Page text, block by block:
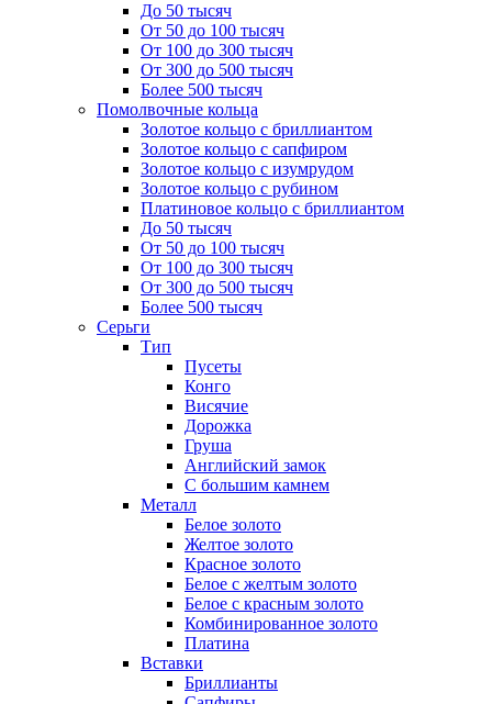
До 50 тысяч
От 50 до 100 тысяч
От 100 до 300 тысяч
От 300 до 500 тысяч
Более 500 тысяч
Помолвочные кольца
Золотое кольцо с бриллиантом
Золотое кольцо с сапфиром
Золотое кольцо с изумрудом
Золотое кольцо с рубином
Платиновое кольцо с бриллиантом
До 50 тысяч
От 50 до 100 тысяч
От 100 до 300 тысяч
От 300 до 500 тысяч
Более 500 тысяч
Серьги
Тип
Пусеты
Конго
Висячие
Дорожка
Груша
Английский замок
С большим камнем
Металл
Белое золото
Желтое золото
Красное золото
Белое с желтым золото
Белое с красным золото
Комбинированное золото
Платина
Вставки
Бриллианты